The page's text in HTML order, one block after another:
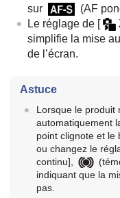
sur
(AF
Le réglage de [
simplifie la mise
de l’écran.
Astuce
Lorsque le produit
automatiquement
point clignote et le
ou changez le
continu]
indiquant que la
pas.